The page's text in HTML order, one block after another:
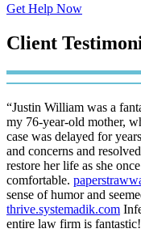
Get Help Now
Client
“Justin William was a
my 76-year-old mother,
case was delayed for
and concerns and
restore her life as she
comfortable.
sense of humor and
thrive.systemadik.com
entire law firm is